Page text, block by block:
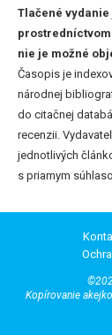
Tlačené vydanie
nie je možné
Časopis je
národnej
do citačnej
recenzii.
jednotlivých
s priamym
Kopírovanie